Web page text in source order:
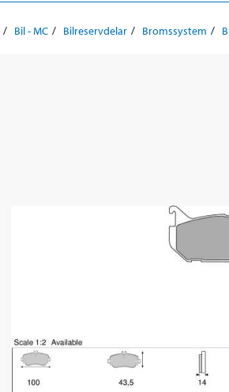
Bil - MC Bilreservdelar Bromssystem